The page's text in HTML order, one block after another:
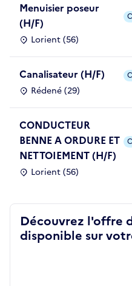
Menuisier poseur
(H/F)
Lorient (56)
Canalisateur (H/F)
Rédené (29)
CONDUCTEUR
BENNE A ORDURE ET
NETTOIEMENT (H/F)
Lorient (56)
Découvrez l'offre
disponible sur